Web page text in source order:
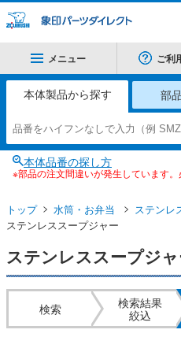
メニュー ご利
本体製品から探す 部
本体品番の探し方
※部品の注文間違いが発生しています。
トップ 水筒・お弁当
ステンレ
ステンレススープジャー
ステンレススープジ
検索
検索結果
絞込